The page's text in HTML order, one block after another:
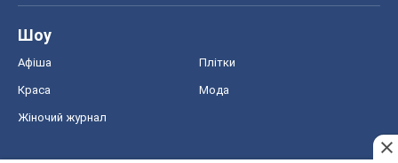
Шоу
Афіша Плітки
Краса Мода
Жіночий журнал